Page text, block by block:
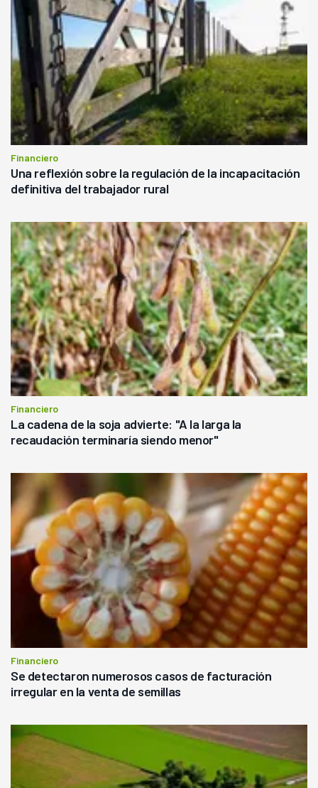
Financiero
Una reflexión sobre la regulación de la incapacitación
definitiva del trabajador rural
Financiero
La cadena de la soja advierte: "A la larga la
recaudación terminaría siendo menor"
Financiero
Se detectaron numerosos casos de facturación
irregular en la venta de semillas